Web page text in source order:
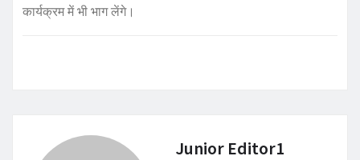
कार्यक्रम में भी भाग लेंगे।
Junior Editor1